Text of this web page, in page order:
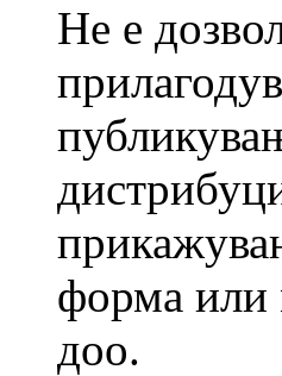
Не е
форма или
доо.